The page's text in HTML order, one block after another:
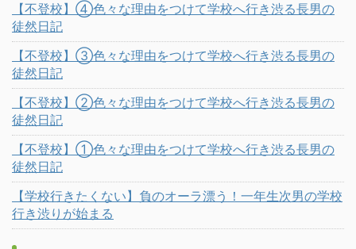
【不登校】④色々な理由をつけて学校へ行き渋る長男の
徒然日記
【不登校】③色々な理由をつけて学校へ行き渋る長男の
徒然日記
【不登校】②色々な理由をつけて学校へ行き渋る長男の
徒然日記
【不登校】①色々な理由をつけて学校へ行き渋る長男の
徒然日記
【学校行きたくない】負のオーラ漂う！一年生次男の学校
行き渋りが始まる